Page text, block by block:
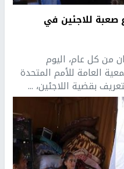
صعبة للاجئين في
الموافق 20 حزيران من كل عام، اليوم
العامة للأمم المتحدة